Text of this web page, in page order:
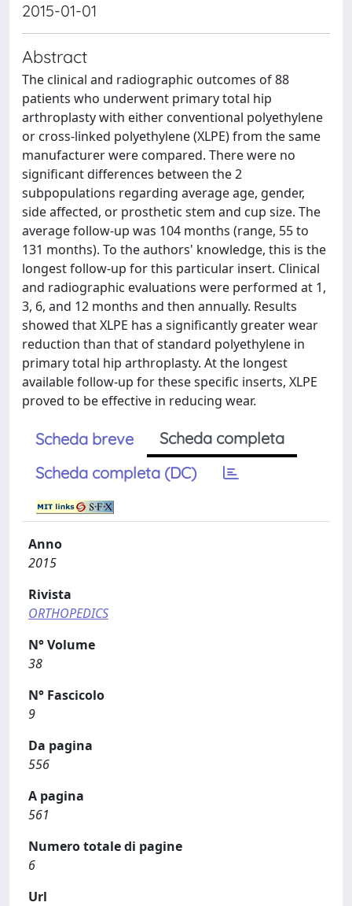
2015-01-01
Abstract
The clinical and radiographic outcomes of 88
patients who underwent primary total hip
arthroplasty with either conventional polyethylene
or cross-linked polyethylene (XLPE) from the same
manufacturer were compared. There were no
significant differences between the 2
subpopulations regarding average age, gender,
side affected, or prosthetic stem and cup size. The
average follow-up was 104 months (range, 55 to
131 months). To the authors' knowledge, this is the
longest follow-up for this particular insert. Clinical
and radiographic evaluations were performed at 1,
3, 6, and 12 months and then annually. Results
showed that XLPE has a significantly greater wear
reduction than that of standard polyethylene in
primary total hip arthroplasty. At the longest
available follow-up for these specific inserts, XLPE
proved to be effective in reducing wear.
Scheda breve
Scheda completa
Scheda completa (DC)
Anno
2015
Rivista
ORTHOPEDICS
N° Volume
38
N° Fascicolo
9
Da pagina
556
A pagina
561
Numero totale di pagine
6
Url